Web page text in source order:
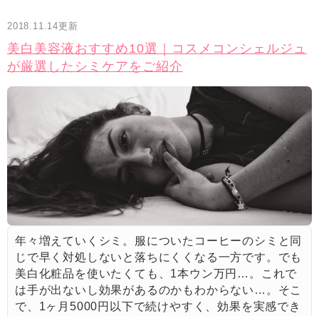
2018.11.14更新
美白美容液おすすめ10選｜コスメコンシェルジュ
が厳選したシミケアをご紹介
年々増えていくシミ。服についたコーヒーのシミと同
じで早く対処しないと落ちにくくなる一方です。でも
美白化粧品を使いたくても、1本ウン万円…。これで
は手が出ないし効果があるのかもわからない…。そこ
で、1ヶ月5000円以下で続けやすく、効果を実感でき